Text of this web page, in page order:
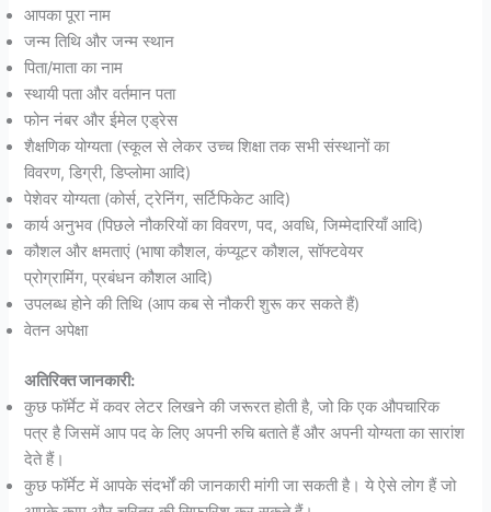
आपका पूरा नाम
जन्म तिथि और जन्म स्थान
पिता/माता का नाम
स्थायी पता और वर्तमान पता
फोन नंबर और ईमेल एड्रेस
शैक्षणिक योग्यता (स्कूल से लेकर उच्च शिक्षा तक सभी संस्थानों का
विवरण, डिग्री, डिप्लोमा आदि)
पेशेवर योग्यता (कोर्स, ट्रेनिंग, सर्टिफिकेट आदि)
कार्य अनुभव (पिछले नौकरियों का विवरण, पद, अवधि, जिम्मेदारियाँ आदि)
कौशल और क्षमताएं (भाषा कौशल, कंप्यूटर कौशल, सॉफ्टवेयर
प्रोग्रामिंग, प्रबंधन कौशल आदि)
उपलब्ध होने की तिथि (आप कब से नौकरी शुरू कर सकते हैं)
वेतन अपेक्षा
अतिरिक्त जानकारी:
कुछ फॉर्मेट में कवर लेटर लिखने की जरूरत होती है, जो कि एक औपचारिक
पत्र है जिसमें आप पद के लिए अपनी रुचि बताते हैं और अपनी योग्यता का सारांश
देते हैं।
कुछ फॉर्मेट में आपके संदर्भों की जानकारी मांगी जा सकती है। ये ऐसे लोग हैं जो